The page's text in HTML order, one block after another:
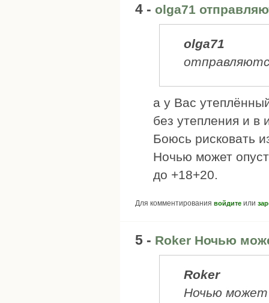
4 - olga71
olga71
а у Вас
без утепления и в
Боюсь рисковать
Ночью может
до +18+20.
Для комментирования войдите или
5 - Roker Ночью
Roker
Ночью может